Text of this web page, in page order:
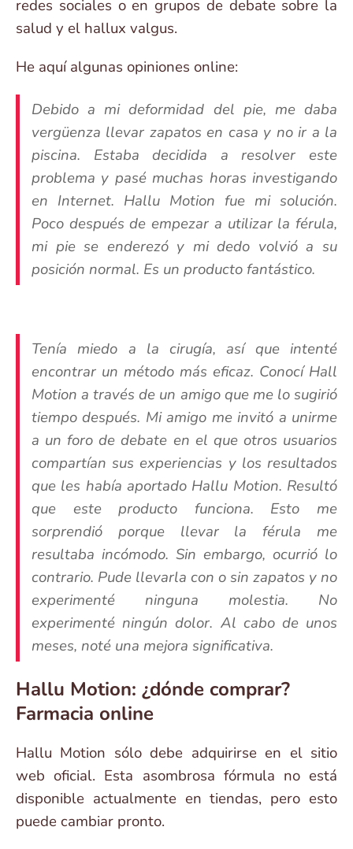
redes sociales o en grupos de debate sobre la
salud y el hallux valgus.
He aquí algunas opiniones online:
Debido a mi deformidad del pie, me daba
vergüenza llevar zapatos en casa y no ir a la
piscina. Estaba decidida a resolver este
problema y pasé muchas horas investigando
en Internet. Hallu Motion fue mi solución.
Poco después de empezar a utilizar la férula,
mi pie se enderezó y mi dedo volvió a su
posición normal. Es un producto fantástico.
Tenía miedo a la cirugía, así que intenté
encontrar un método más eficaz. Conocí Hall
Motion a través de un amigo que me lo sugirió
tiempo después. Mi amigo me invitó a unirme
a un foro de debate en el que otros usuarios
compartían sus experiencias y los resultados
que les había aportado Hallu Motion. Resultó
que este producto funciona. Esto me
sorprendió porque llevar la férula me
resultaba incómodo. Sin embargo, ocurrió lo
contrario. Pude llevarla con o sin zapatos y no
experimenté ninguna molestia. No
experimenté ningún dolor. Al cabo de unos
meses, noté una mejora significativa.
Hallu Motion: ¿dónde comprar?
Farmacia online
Hallu Motion sólo debe adquirirse en el sitio
web oficial. Esta asombrosa fórmula no está
disponible actualmente en tiendas, pero esto
puede cambiar pronto.